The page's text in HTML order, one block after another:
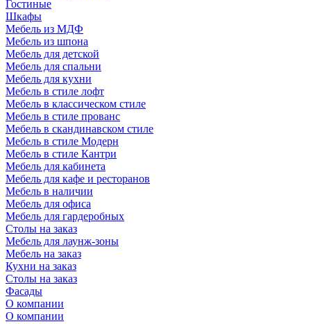
Гостиные
Шкафы
Мебель из МДФ
Мебель из шпона
Мебель для детской
Мебель для спальни
Мебель для кухни
Мебель в стиле лофт
Мебель в классическом стиле
Мебель в стиле прованс
Мебель в скандинавском стиле
Мебель в стиле Модерн
Мебель в стиле Кантри
Мебель для кабинета
Мебель для кафе и ресторанов
Мебель в наличии
Мебель для офиса
Мебель для гардеробных
Столы на заказ
Мебель для лаунж-зоны
Мебель на заказ
Кухни на заказ
Столы на заказ
Фасады
О компании
О компании